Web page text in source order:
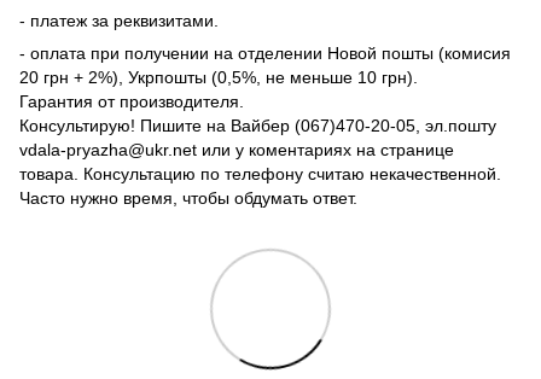
- платеж за реквизитами.
- оплата при получении на отделении Новой пошты (комисия
20 грн + 2%), Укрпошты (0,5%, не меньше 10 грн).
Гарантия от производителя.
Консультирую! Пишите на Вайбер (067)470-20-05, эл.пошту
vdala-pryazha@ukr.net или у коментариях на странице
товара. Консультацию по телефону считаю некачественной.
Часто нужно время, чтобы обдумать ответ.